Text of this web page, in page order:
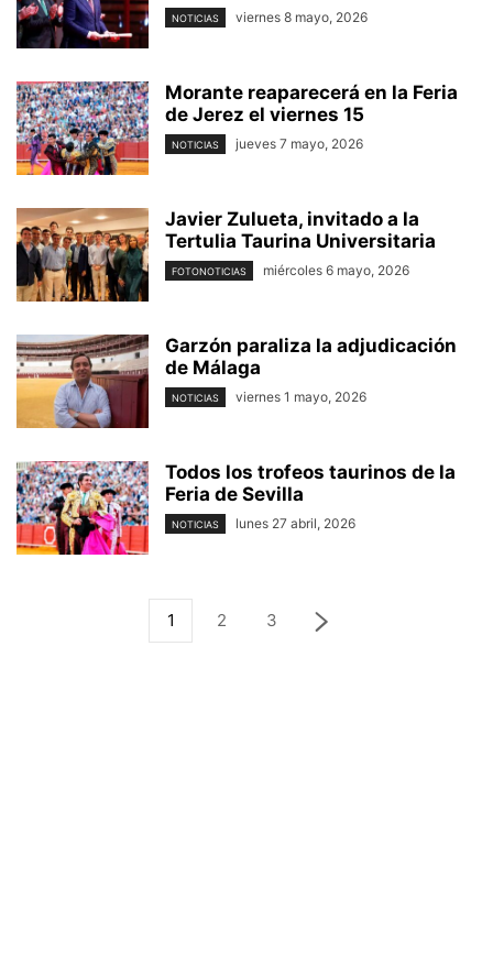
NOTICIAS viernes 8 mayo, 2026
Morante reaparecerá en la Feria
de Jerez el viernes 15
NOTICIAS jueves 7 mayo, 2026
Javier Zulueta, invitado a la
Tertulia Taurina Universitaria
FOTONOTICIAS miércoles 6 mayo, 2026
Garzón paraliza la adjudicación
de Málaga
NOTICIAS viernes 1 mayo, 2026
Todos los trofeos taurinos de la
Feria de Sevilla
NOTICIAS lunes 27 abril, 2026
1 2 3